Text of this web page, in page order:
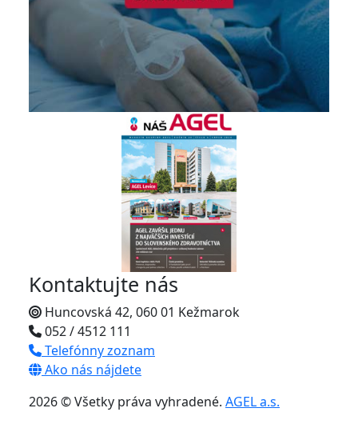
Kontaktujte nás
Huncovská 42, 060 01 Kežmarok
052 / 4512 111
Telefónny zoznam
Ako nás nájdete
2026 © Všetky práva vyhradené. AGEL a.s.